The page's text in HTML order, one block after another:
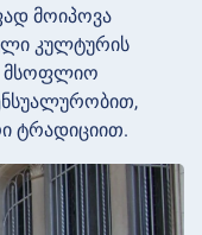
მოიპოვა
კულტურის
მსოფლიო
ტრადიციით.